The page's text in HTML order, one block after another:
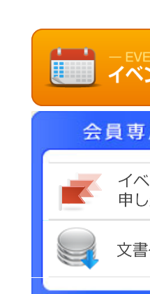
施設のご利用案内
事務局連絡先・所在地
お問い合わせ
会員専用ページ